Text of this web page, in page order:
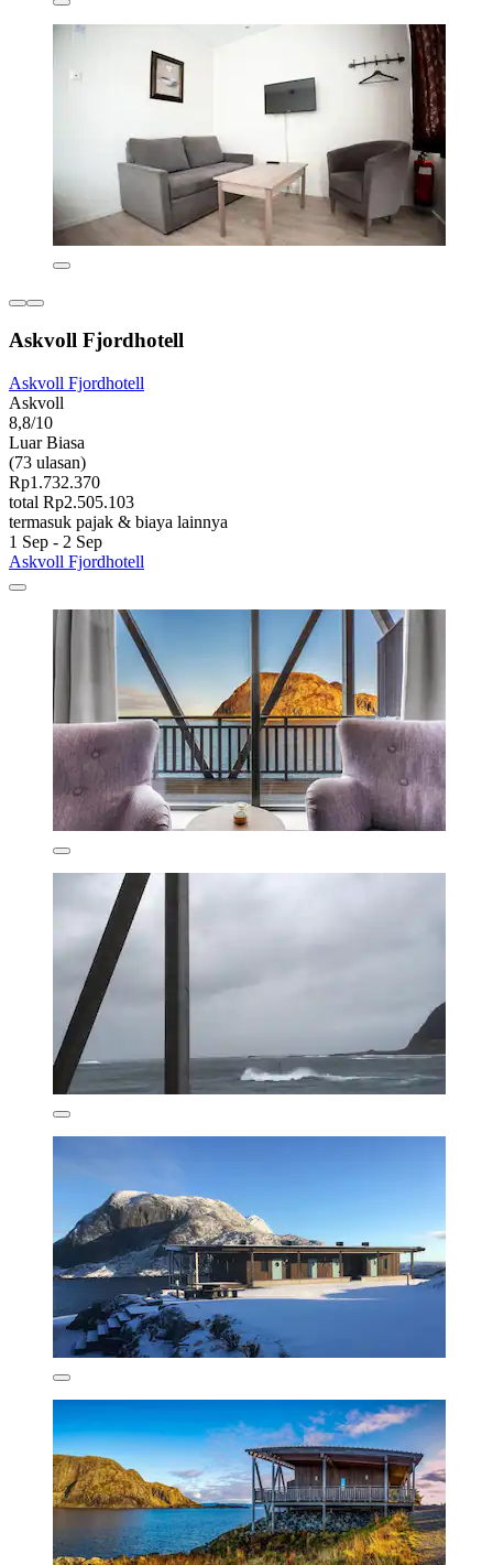
Askvoll Fjordhotell
Askvoll Fjordhotell
Askvoll
8,8/10
Luar Biasa
(73 ulasan)
Rp1.732.370
total Rp2.505.103
termasuk pajak & biaya lainnya
1 Sep - 2 Sep
Askvoll Fjordhotell